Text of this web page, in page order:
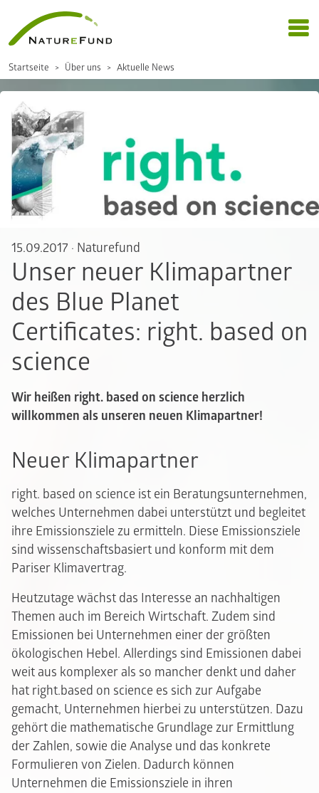
Startseite Über uns Aktuelle News
15.09.2017 · Naturefund
Unser neuer Klimapartner
des Blue Planet
Certificates: right. based on
science
Wir heißen right. based on science herzlich
willkommen als unseren neuen Klimapartner!
Neuer Klimapartner
right. based on science ist ein Beratungsunternehmen,
welches Unternehmen dabei unterstützt und begleitet
ihre Emissionsziele zu ermitteln. Diese Emissionsziele
sind wissenschaftsbasiert und konform mit dem
Pariser Klimavertrag.
Heutzutage wächst das Interesse an nachhaltigen
Themen auch im Bereich Wirtschaft. Zudem sind
Emissionen bei Unternehmen einer der größten
ökologischen Hebel. Allerdings sind Emissionen dabei
weit aus komplexer als so mancher denkt und daher
hat right.based on science es sich zur Aufgabe
gemacht, Unternehmen hierbei zu unterstützen. Dazu
gehört die mathematische Grundlage zur Ermittlung
der Zahlen, sowie die Analyse und das konkrete
Formulieren von Zielen. Dadurch können
Unternehmen die Emissionsziele in ihren